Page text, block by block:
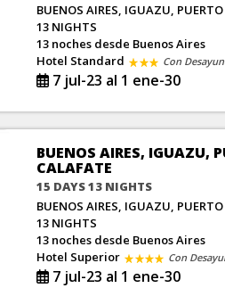
BUENOS AIRES, IGUAZU,
13 NIGHTS
13 noches desde Buenos Aires
Hotel Standard
Con
7 jul-23 al 1 ene-30
BUENOS AIRES, IGUAZU,
CALAFATE
15 DAYS 13 NIGHTS
BUENOS AIRES, IGUAZU,
13 NIGHTS
13 noches desde Buenos Aires
Hotel Superior
Con
7 jul-23 al 1 ene-30